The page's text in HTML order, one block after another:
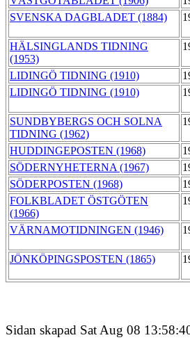
SVENSKA DAGBLADET (1884)
HÄLSINGLANDS TIDNING
(1953)
LIDINGÖ TIDNING (1910)
LIDINGÖ TIDNING (1910)
SUNDBYBERGS OCH SOLNA
TIDNING (1962)
HUDDINGEPOSTEN (1968)
SÖDERNYHETERNA (1967)
SÖDERPOSTEN (1968)
FOLKBLADET ÖSTGÖTEN
(1966)
VÄRNAMOTIDNINGEN (1946)
JÖNKÖPINGSPOSTEN (1865)
Sidan skapad Sat Aug 08